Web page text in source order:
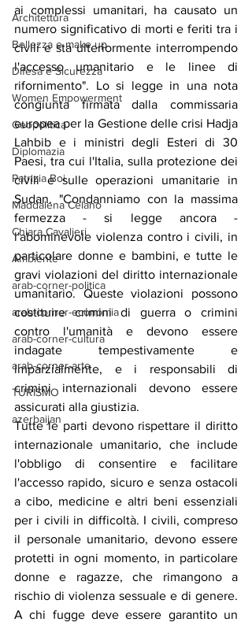
Architettura
Bellezza e make up
Difesa e Sicurezza
Women Empowerment
Geopolitica
Diplomazia
Patrizia Boi
Maddalena Celano
Chiara Cavalieri
Ambiente
arab-corner-politica
arab-corner-economia
arab-corner-cultura
arab-corner-arte
TURISMO
azerbaijan
ai complessi umanitari, ha causato un
numero significativo di morti e feriti tra i
civili e sta ulteriormente interrompendo
l'accesso umanitario e le linee di
rifornimento". Lo si legge in una nota
congiunta firmata dalla commissaria
europea per la Gestione delle crisi Hadja
Lahbib e i ministri degli Esteri di 30
Paesi, tra cui l'Italia, sulla protezione dei
civili e sulle operazioni umanitarie in
Sudan. "Condanniamo con la massima
fermezza - si legge ancora -
l'abominevole violenza contro i civili, in
particolare donne e bambini, e tutte le
gravi violazioni del diritto internazionale
umanitario. Queste violazioni possono
costituire crimini di guerra o crimini
contro l'umanità e devono essere
indagate tempestivamente e
imparzialmente, e i responsabili di
crimini internazionali devono essere
assicurati alla giustizia.
Tutte le parti devono rispettare il diritto
internazionale umanitario, che include
l'obbligo di consentire e facilitare
l'accesso rapido, sicuro e senza ostacoli
a cibo, medicine e altri beni essenziali
per i civili in difficoltà. I civili, compreso
il personale umanitario, devono essere
protetti in ogni momento, in particolare
donne e ragazze, che rimangono a
rischio di violenza sessuale e di genere.
A chi fugge deve essere garantito un